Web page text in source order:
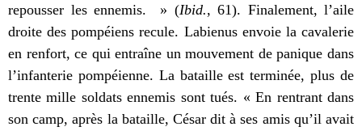
repousser les ennemis. » (Ibid., 61). Finalement, l’aile
droite des pompéiens recule. Labienus envoie la cavalerie
en renfort, ce qui entraîne un mouvement de panique dans
l’infanterie pompéienne. La bataille est terminée, plus de
trente mille soldats ennemis sont tués. « En rentrant dans
son camp, après la bataille, César dit à ses amis qu’il avait